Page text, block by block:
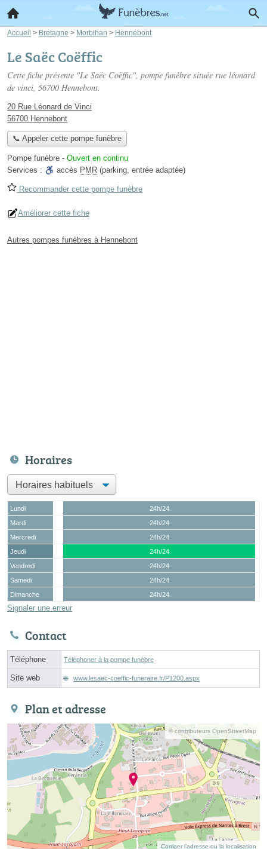
Accueil > Bretagne > Morbihan > Hennebont
Le Saëc Coëffic
Cette fiche présente "Le Saëc Coëffic", pompe funèbre située rue léonard
de vinci, 56700 Hennebont.
20 Rue Léonard de Vinci
56700 Hennebont
📞 Appeler cette pompe funèbre
Pompe funèbre - Ouvert en continu
Services :
accès PMR (parking, entrée adaptée)
Recommander cette pompe funèbre
Améliorer cette fiche
Autres pompes funèbres à Hennebont
Horaires
Lundi
24h/24
Mardi
24h/24
Mercredi
24h/24
Jeudi
24h/24
Vendredi
24h/24
Samedi
24h/24
Dimanche
24h/24
Signaler une erreur
Contact
Téléphone Téléphoner à la pompe funèbre
Site web www.lesaec-coeffic-funeraire.fr/P1200.aspx
Plan et adresse
© contributeurs OpenStreetMap
Corriger l’adresse ou la localisation